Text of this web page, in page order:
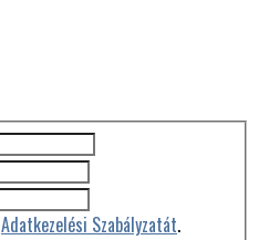
Adatkezelési Szabályzatát.